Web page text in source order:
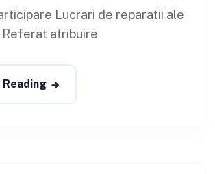
Lucrari de reparatii ale
atribuire